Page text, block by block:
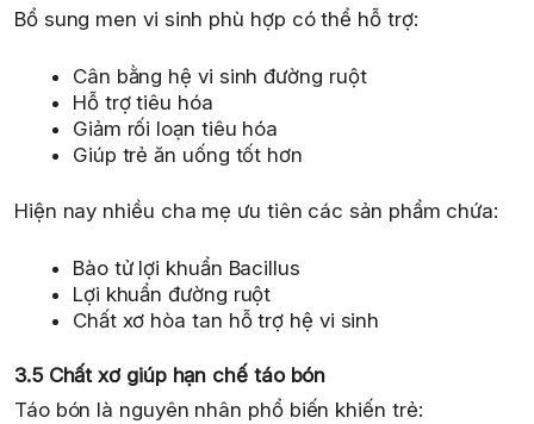
Bổ sung men vi sinh phù hợp có thể hỗ trợ:
Cân bằng hệ vi sinh đường ruột
Hỗ trợ tiêu hóa
Giảm rối loạn tiêu hóa
Giúp trẻ ăn uống tốt hơn
Hiện nay nhiều cha mẹ ưu tiên các sản phẩm chứa:
Bào tử lợi khuẩn Bacillus
Lợi khuẩn đường ruột
Chất xơ hòa tan hỗ trợ hệ vi sinh
3.5 Chất xơ giúp hạn chế táo bón
Táo bón là nguyên nhân phổ biến khiến trẻ: